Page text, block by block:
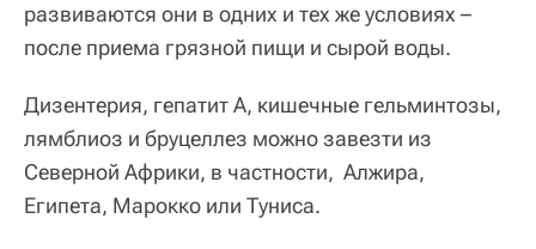
развиваются они в одних и тех же условиях –
после приема грязной пищи и сырой воды.
Дизентерия, гепатит А, кишечные гельминтозы,
лямблиоз и бруцеллез можно завезти из
Северной Африки, в частности, Алжира,
Египета, Марокко или Туниса.